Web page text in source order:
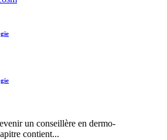
un conseillère en dermo-
contient...